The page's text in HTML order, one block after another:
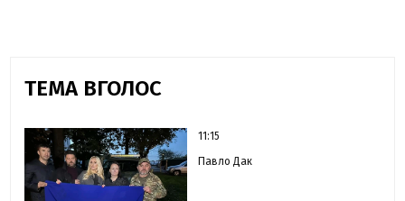
ТЕМА ВГОЛОС
11:15
Павло Дак